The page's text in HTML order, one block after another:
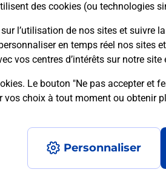
des cookies (ou technologies
l’utilisation de nos sites et suivre
en temps réel nos sites
vos centres d’intérêts sur notre site
Le bouton "Ne pas accepter et
choix à tout moment ou obtenir
Personnaliser
?
?
Accessibilité : partiellement conforme